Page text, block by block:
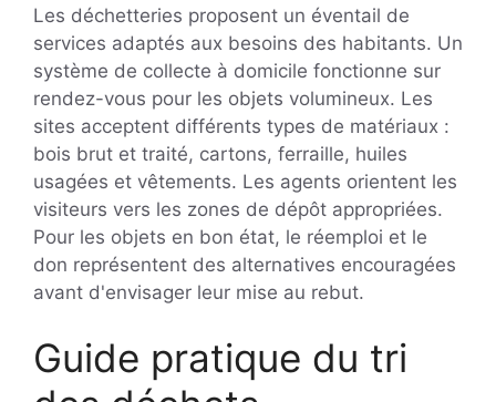
Les déchetteries proposent un éventail de
services adaptés aux besoins des habitants. Un
système de collecte à domicile fonctionne sur
rendez-vous pour les objets volumineux. Les
sites acceptent différents types de matériaux :
bois brut et traité, cartons, ferraille, huiles
usagées et vêtements. Les agents orientent les
visiteurs vers les zones de dépôt appropriées.
Pour les objets en bon état, le réemploi et le
don représentent des alternatives encouragées
avant d'envisager leur mise au rebut.
Guide pratique du tri